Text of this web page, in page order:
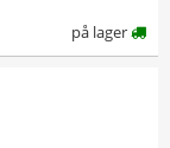
på lager